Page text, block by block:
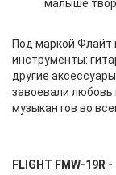
малыше
Под маркой Флайт
инструменты:
другие
завоевали
музыкантов во
FLIGHT FMW-